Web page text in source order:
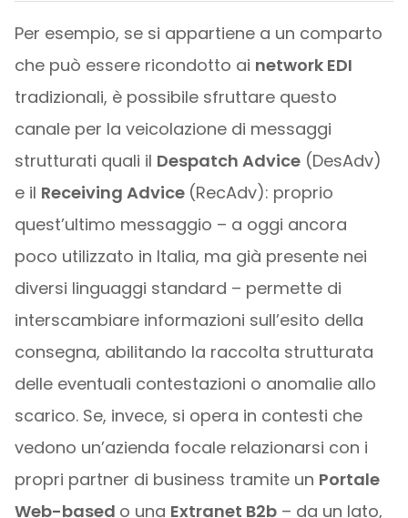
Per esempio, se si appartiene a un comparto
che può essere ricondotto ai network EDI
tradizionali, è possibile sfruttare questo
canale per la veicolazione di messaggi
strutturati quali il Despatch Advice(DesAdv)
e il Receiving Advice (RecAdv): proprio
quest’ultimo messaggio – a oggi ancora
poco utilizzato in Italia, ma già presente nei
diversi linguaggi standard – permette di
interscambiare informazioni sull’esito della
consegna, abilitando la raccolta strutturata
delle eventuali contestazioni o anomalie allo
scarico. Se, invece, si opera in contesti che
vedono un’azienda focale relazionarsi con i
propri partner di business tramite un Portale
Web-based o una Extranet B2b– da un lato,